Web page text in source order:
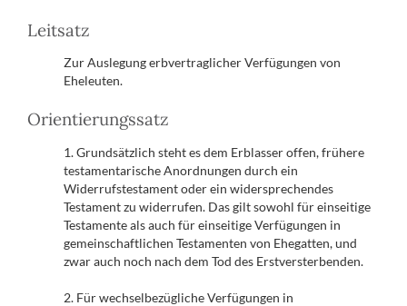
Leitsatz
Zur Auslegung erbvertraglicher Verfügungen von
Eheleuten.
Orientierungssatz
1. Grundsätzlich steht es dem Erblasser offen, frühere
testamentarische Anordnungen durch ein
Widerrufstestament oder ein widersprechendes
Testament zu widerrufen. Das gilt sowohl für einseitige
Testamente als auch für einseitige Verfügungen in
gemeinschaftlichen Testamenten von Ehegatten, und
zwar auch noch nach dem Tod des Erstversterbenden.
2. Für wechselbezügliche Verfügungen in